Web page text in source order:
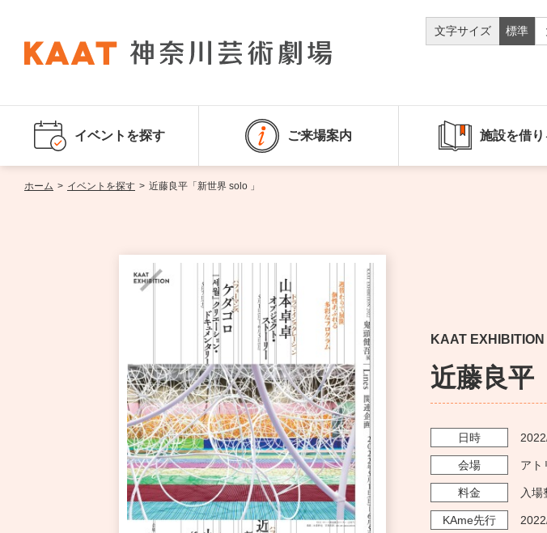
文字サイズ 標準
イベントを探す ご来場案内 施設を借り
ホーム > イベントを探す > 近藤良平「新世界 solo 」
KAAT
近藤良平
日時
会場 アト
料金 入
KAme先行